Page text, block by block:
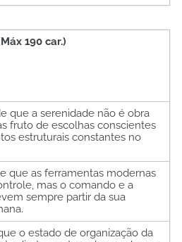
190 car.)
que a serenidade não é obra
fruto de escolhas conscientes
estruturais constantes no
que as ferramentas modernas
mas o comando e a
sempre partir da sua
o estado de organização da